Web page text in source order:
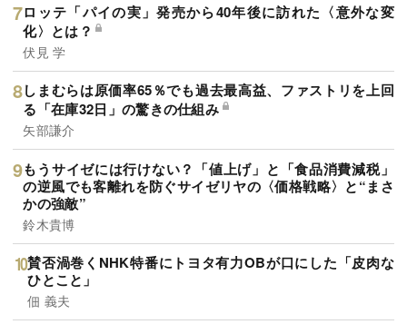
ロッテ「パイの実」発売から40年後に訪れた〈意外な変
化〉とは？
伏見 学
しまむらは原価率65％でも過去最高益、ファストリを上回
る「在庫32日」の驚きの仕組み
矢部謙介
もうサイゼには行けない？「値上げ」と「食品消費減税」
の逆風でも客離れを防ぐサイゼリヤの〈価格戦略〉と“まさ
かの強敵”
鈴木貴博
賛否渦巻くNHK特番にトヨタ有力OBが口にした「皮肉な
ひとこと」
佃 義夫